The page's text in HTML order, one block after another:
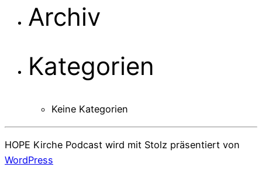
Archiv
Kategorien
Keine Kategorien
HOPE Kirche Podcast wird mit Stolz präsentiert von
WordPress